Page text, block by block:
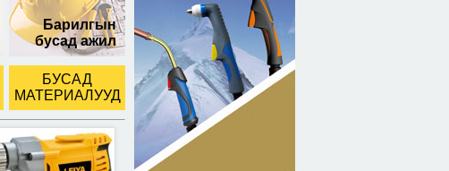
Барилгын
бусад ажил
БУСАД
МАТЕРИАЛУУД